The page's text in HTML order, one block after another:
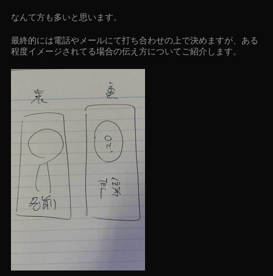
なんて方も多いと思います。
最終的には電話やメールにて打ち合わせの上で決めますが、ある
程度イメージされてる場合の伝え方についてご紹介します。